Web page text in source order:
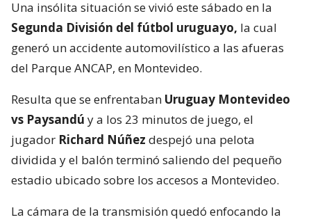
Una insólita situación se vivió este sábado en la
Segunda División del fútbol uruguayo, la cual
generó un accidente automovilístico a las afueras
del Parque ANCAP, en Montevideo.
Resulta que se enfrentaban Uruguay Montevideo
vs Paysandú y a los 23 minutos de juego, el
jugador Richard Núñez despejó una pelota
dividida y el balón terminó saliendo del pequeño
estadio ubicado sobre los accesos a Montevideo.
La cámara de la transmisión quedó enfocando la